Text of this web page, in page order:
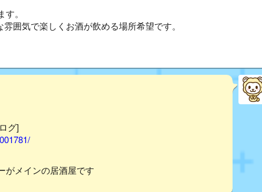
。
囲気で楽しくお酒が飲める場所希望です。
グ]
がメインの居酒屋です